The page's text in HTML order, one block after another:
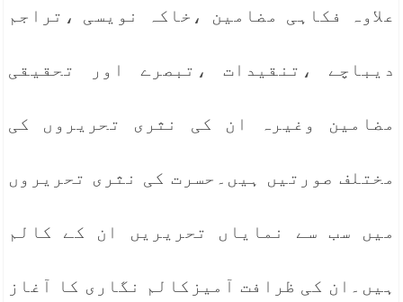
علاوہ فکاہی مضامین ،خاکہ نویسی ،تراجم
دیباچے ،تنقیدات ،تبصرے اور تحقیقی
مضامین وغیرہ ان کی نثری تحریروں کی
مختلف صورتیں ہیں۔حسرت کی نثری تحریروں
میں سب سے نمایاں تحریریں ان کے کالم
ہیں۔ان کی ظرافت آمیزکالم نگاری کا آغاز